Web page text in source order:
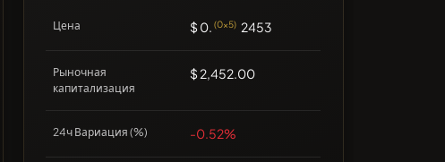
Цена $ 0. (0x5) 2453
Рыночная
капитализация
$ 2,452.00
24ч Вариация (%) -0.52%